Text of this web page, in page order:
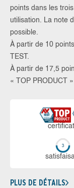
points dans les
utilisation. La note
possible.
À partir de 10
TEST.
À partir de 17,5
« TOP PRODUCT
PLUS DE DÉTAILS